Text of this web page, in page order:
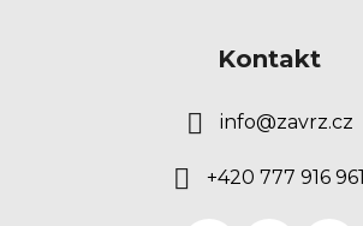
Kontakt
info@zavrz.cz
+420 777 916 961